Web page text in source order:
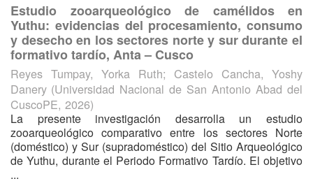
Estudio zooarqueológico de camélidos en
Yuthu: evidencias del procesamiento, consumo
y desecho en los sectores norte y sur durante el
formativo tardío, Anta – Cusco
Reyes Tumpay, Yorka Ruth; Castelo Cancha, Yoshy
Danery (Universidad Nacional de San Antonio Abad del
CuscoPE, 2026)
La presente investigación desarrolla un estudio
zooarqueológico comparativo entre los sectores Norte
(doméstico) y Sur (supradoméstico) del Sitio Arqueológico
de Yuthu, durante el Periodo Formativo Tardío. El objetivo
...